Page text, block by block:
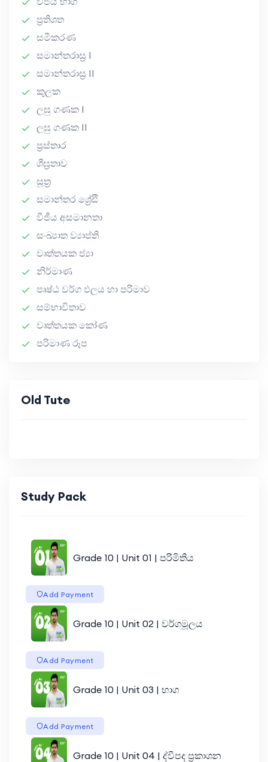
ප්‍රතිශත
සමීකරණ
සමාන්තරාස්‍ර I
සමාන්තරාස්‍ර II
කුලක
ලඝු ගණක I
ලඝු ගණක II
ප්‍රස්තාර
ශීඝ්‍රතාව
සූත්‍ර
සමාන්තර ශ්‍රේඪි
වීජීය අසමානතා
සංඛ්‍යාත ව්‍යාප්ති
වෘත්තයක ජ්‍යා
නිර්මාණ
පෘෂ්ඨ වර්ග ඵලය හා පරිමාව
සම්භාවිතාව
වෘත්තයක කෝණ
පරිමාණ රූප
Old Tute
Study Pack
Grade 10 | Unit 01 | පරිමිතිය
Add Payment
Grade 10 | Unit 02 | වර්ගමූලය
Add Payment
Grade 10 | Unit 03 | භාග
Add Payment
Grade 10 | Unit 04 | ද්වීපද ප්‍රකාශන